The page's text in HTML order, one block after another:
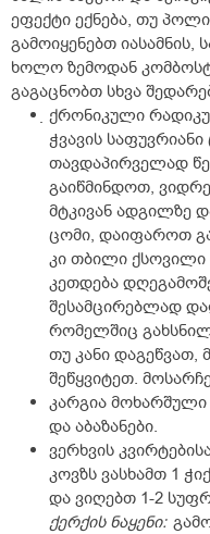
ეფექტი ექნება, თუ
გამოიყენებთ
ხოლო ზემოდან
გაგაცნობთ სხვა
ქრონიკული
ჭვავის
თავდაპირველად
გაიწმინდოთ,
მტკივან ადგილზე
ცომი, დაიფაროთ
კი თბილი ქსოვილი
კეთდება
შესამცირებლად
რომელშიც
თუ კანი
შეწყვიტეთ.
კარგია
და აბაზანები.
ვერხვის
კოვზს ვასხამთ 1
და ვიღებთ 1-2
ქერქის ნაყენი: